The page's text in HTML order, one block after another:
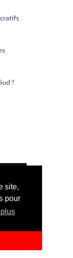
site,
pour
?